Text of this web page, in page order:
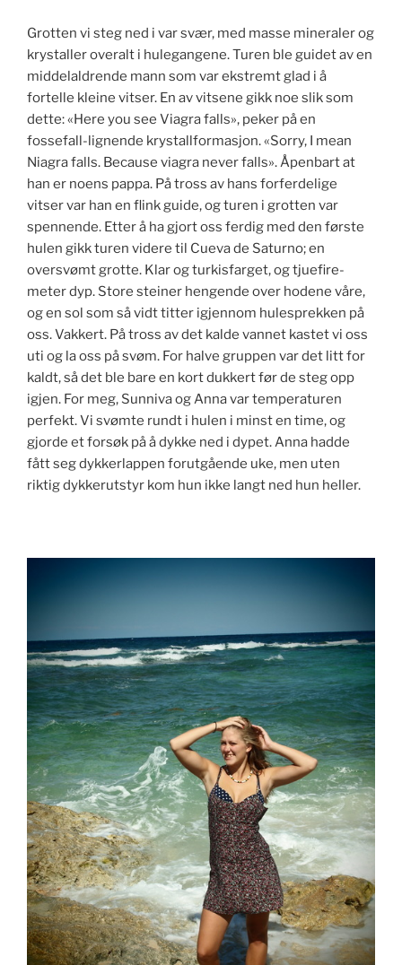
Grotten vi steg ned i var svær, med masse mineraler og
krystaller overalt i hulegangene. Turen ble guidet av en
middelaldrende mann som var ekstremt glad i å
fortelle kleine vitser. En av vitsene gikk noe slik som
dette: «Here you see Viagra falls», peker på en
fossefall-lignende krystallformasjon. «Sorry, I mean
Niagra falls. Because viagra never falls». Åpenbart at
han er noens pappa. På tross av hans forferdelige
vitser var han en flink guide, og turen i grotten var
spennende. Etter å ha gjort oss ferdig med den første
hulen gikk turen videre til Cueva de Saturno; en
oversvømt grotte. Klar og turkisfarget, og tjuefire-
meter dyp. Store steiner hengende over hodene våre,
og en sol som så vidt titter igjennom hulesprekken på
oss. Vakkert. På tross av det kalde vannet kastet vi oss
uti og la oss på svøm. For halve gruppen var det litt for
kaldt, så det ble bare en kort dukkert før de steg opp
igjen. For meg, Sunniva og Anna var temperaturen
perfekt. Vi svømte rundt i hulen i minst en time, og
gjorde et forsøk på å dykke ned i dypet. Anna hadde
fått seg dykkerlappen forutgående uke, men uten
riktig dykkerutstyr kom hun ikke langt ned hun heller.